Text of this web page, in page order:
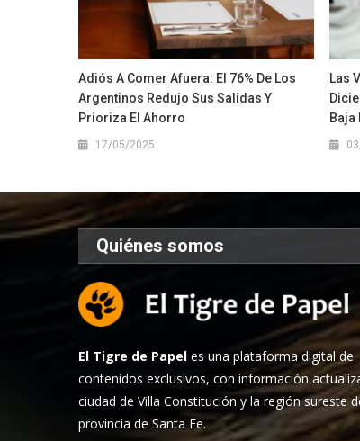
Adiós A Comer Afuera: El 76% De Los
Argentinos Redujo Sus Salidas Y
Prioriza El Ahorro
17/05/2025
Las
Baja
Quiénes somos
El Tigre de Papel es una plataforma digital de
contenidos exclusivos, con información
ciudad de Villa Constitución y la región sureste
provincia de Santa Fe.